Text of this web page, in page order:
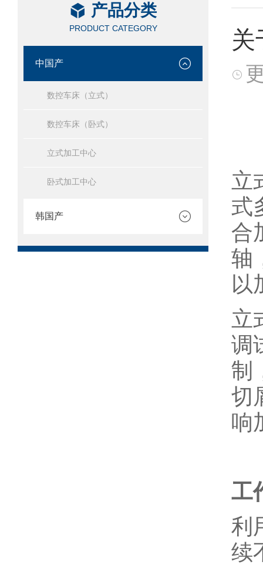
产品分类
PRODUCT CATEGORY
中国产
数控车床（立式）
数控车床（卧式）
立式加工中心
卧式加工中心
韩国产
/
关
立
式
合
轴
以
立
调
制
切
响
工
利
续